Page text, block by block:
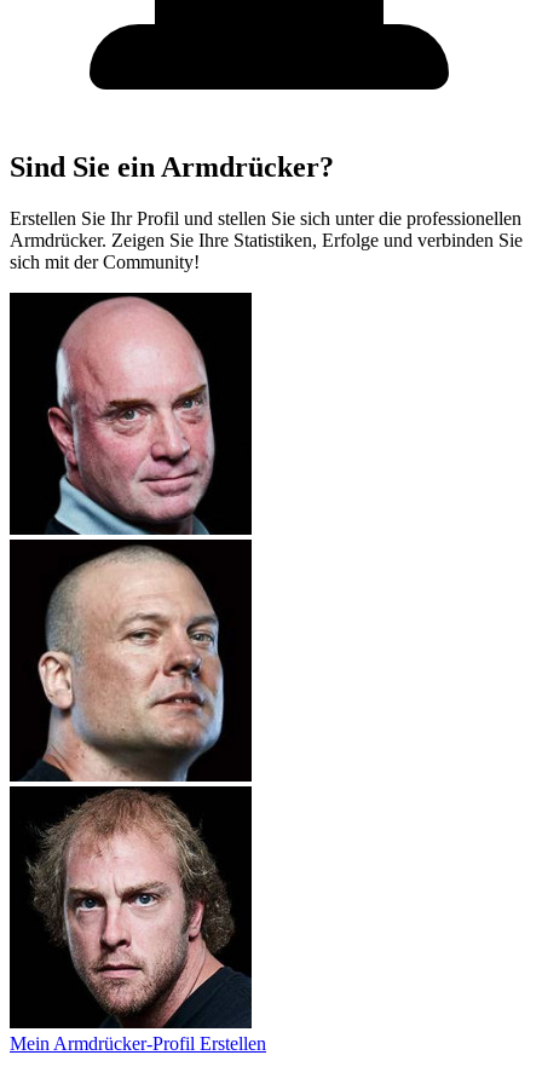
Sind Sie ein Armdrücker?
Erstellen Sie Ihr Profil und stellen Sie sich unter die professionellen
Armdrücker. Zeigen Sie Ihre Statistiken, Erfolge und verbinden Sie
sich mit der Community!
Mein Armdrücker-Profil Erstellen